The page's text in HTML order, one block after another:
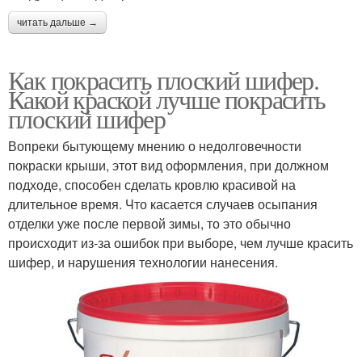
читать дальше →
Как покрасить плоский шифер.
Какой краской лучше покрасить
плоский шифер
Вопреки бытующему мнению о недолговечности
покраски крыши, этот вид оформления, при должном
подходе, способен сделать кровлю красивой на
длительное время. Что касается случаев осыпания
отделки уже после первой зимы, то это обычно
происходит из-за ошибок при выборе, чем лучше красить
шифер, и нарушения технологии нанесения.